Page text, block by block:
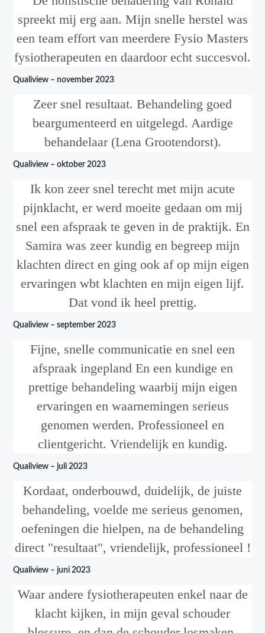
spreekt mij erg aan. Mijn snelle herstel was
een team effort van meerdere Fysio Masters
fysiotherapeuten en daardoor echt succesvol.
Qualiview – november 2023
Zeer snel resultaat. Behandeling goed
beargumenteerd en uitgelegd. Aardige
behandelaar (Lena Grootendorst).
Qualiview – oktober 2023
Ik kon zeer snel terecht met mijn acute
pijnklacht, er werd moeite gedaan om mij
snel een afspraak te geven in de praktijk. En
Samira was zeer kundig en begreep mijn
klachten direct en ging ook af op mijn eigen
ervaringen wbt klachten en mijn eigen lijf.
Dat vond ik heel prettig.
Qualiview – september 2023
Fijne, snelle communicatie en snel een
afspraak ingepland En een kundige en
prettige behandeling waarbij mijn eigen
ervaringen en waarnemingen serieus
genomen werden. Professioneel en
clientgericht. Vriendelijk en kundig.
Qualiview – juli 2023
Kordaat, onderbouwd, duidelijk, de juiste
behandeling, voelde me serieus genomen,
oefeningen die hielpen, na de behandeling
direct "resultaat", vriendelijk, professioneel !
Qualiview – juni 2023
Waar andere fysiotherapeuten enkel naar de
klacht kijken, in mijn geval schouder